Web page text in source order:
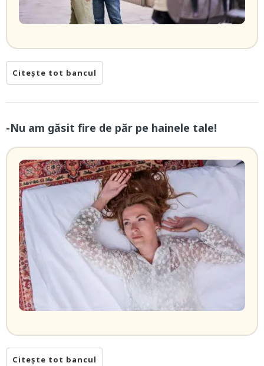
Citește tot bancul
-Nu am găsit fire de păr pe hainele tale!
Citește tot bancul